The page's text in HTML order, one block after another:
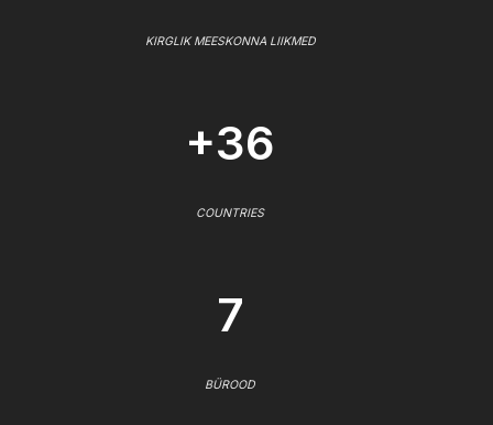
KIRGLIK MEESKONNA LIIKMED
+36
COUNTRIES
7
BÜROOD